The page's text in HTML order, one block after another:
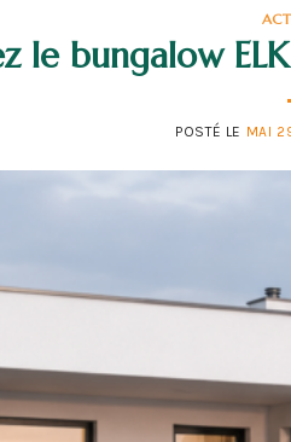
le bungalow
POSTÉ LE MAI